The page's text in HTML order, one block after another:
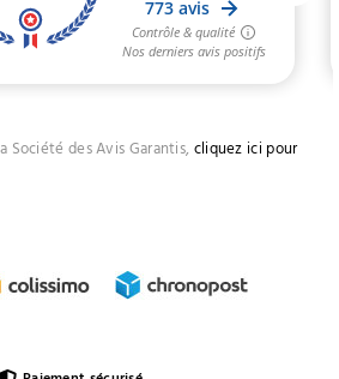
Société des Avis Garantis, cliquez ici pour